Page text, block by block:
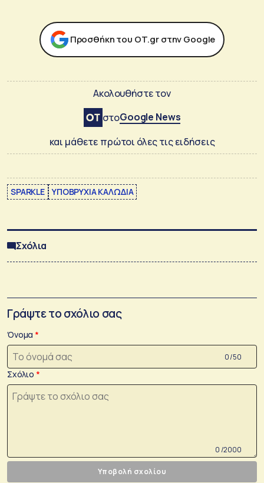
Προσθήκη του ΟΤ.gr στην Google
Ακολουθήστε τον
στοGoogle News
και μάθετε πρώτοι όλες τις ειδήσεις
SPARKLE ΥΠΟΒΡΥΧΙΑ ΚΑΛΩΔΙΑ
Σχόλια
Γράψτε το σχόλιο σας
Όνομα
0 /50
Σχόλιο
0 /2000
Υποβολή σχολίου